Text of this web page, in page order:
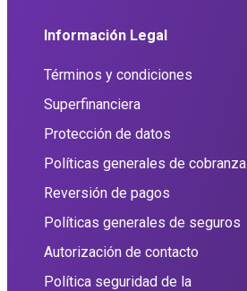
Información Legal
Términos y condiciones
Superfinanciera
Protección de datos
Políticas generales de cobranza
Reversión de pagos
Políticas generales de seguros
Autorización de contacto
Política seguridad de la